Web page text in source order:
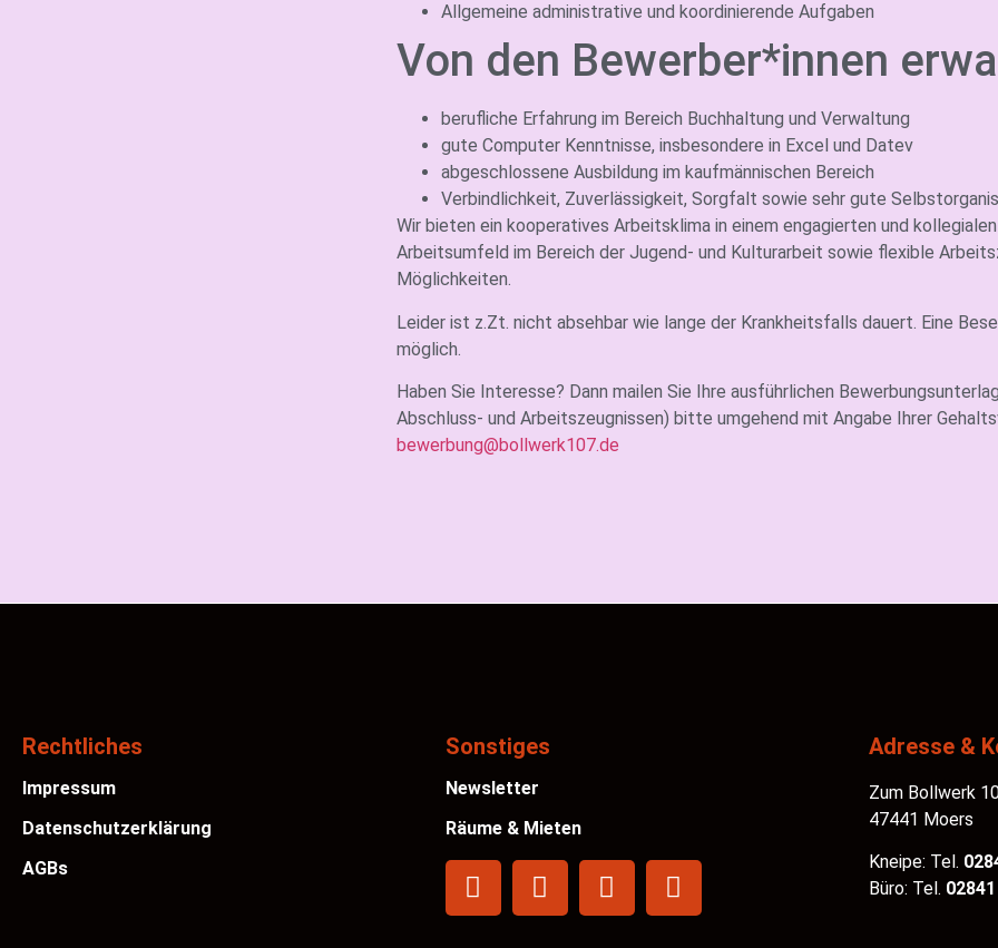
Allgemeine administrative und koordinierende Aufgaben
Von den Bewerber*innen
berufliche Erfahrung im Bereich Buchhaltung und Verwaltung
gute Computer Kenntnisse, insbesondere in Excel und Datev
abgeschlossene Ausbildung im kaufmännischen Bereich
Verbindlichkeit, Zuverlässigkeit, Sorgfalt sowie sehr gute
Wir bieten ein kooperatives Arbeitsklima in einem engagierten und
Arbeitsumfeld im Bereich der Jugend- und Kulturarbeit sowie flexible
Möglichkeiten.
Leider ist z.Zt. nicht absehbar wie lange der Krankheitsfalls dauert. Eine
möglich.
Haben Sie Interesse? Dann mailen Sie Ihre ausführlichen
Abschluss- und Arbeitszeugnissen) bitte umgehend mit Angabe Ihrer
bewerbung@bollwerk107.de
Rechtliches
Impressum
Datenschutzerklärung
AGBs
Sonstiges
Newsletter
Räume & Mieten
Adresse &
Zum Bollwerk
47441 Moers
Kneipe: Tel.
Büro: Tel.